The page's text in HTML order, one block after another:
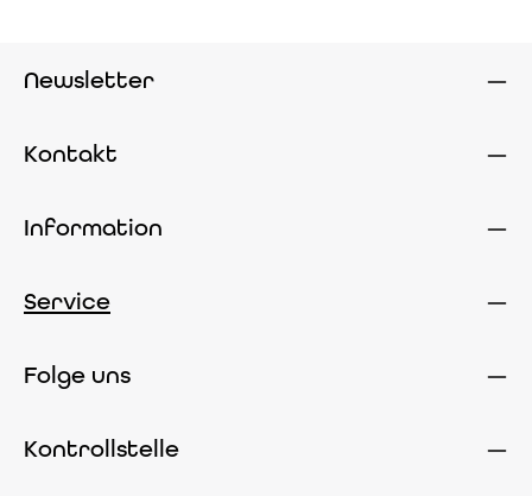
Newsletter
Kontakt
Information
Service
Folge uns
Kontrollstelle